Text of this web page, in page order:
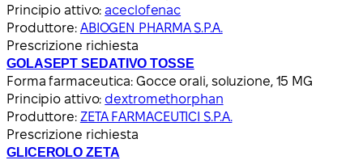
Principio attivo:aceclofenac
Produttore: ABIOGEN PHARMA S.P.A.
Prescrizione richiesta
GOLASEPT SEDATIVO TOSSE
Forma farmaceutica: Gocce orali, soluzione, 15 MG
Principio attivo: dextromethorphan
Produttore: ZETA FARMACEUTICI S.P.A.
Prescrizione richiesta
GLICEROLO ZETA